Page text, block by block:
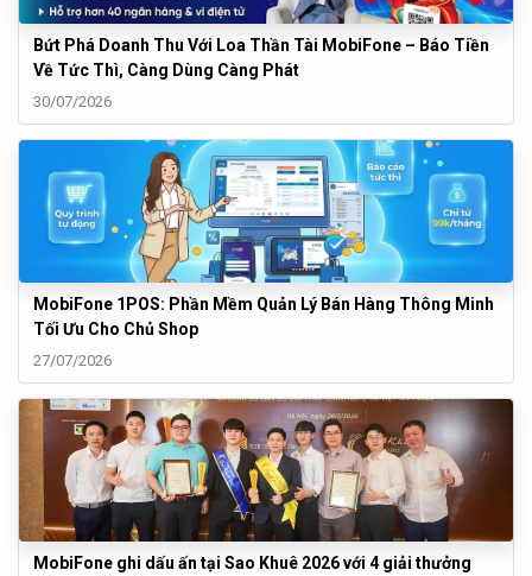
Bứt Phá Doanh Thu Với Loa Thần Tài MobiFone – Báo Tiền
Về Tức Thì, Càng Dùng Càng Phát
30/07/2026
MobiFone 1POS: Phần Mềm Quản Lý Bán Hàng Thông Minh
Tối Ưu Cho Chủ Shop
27/07/2026
MobiFone ghi dấu ấn tại Sao Khuê 2026 với 4 giải thưởng